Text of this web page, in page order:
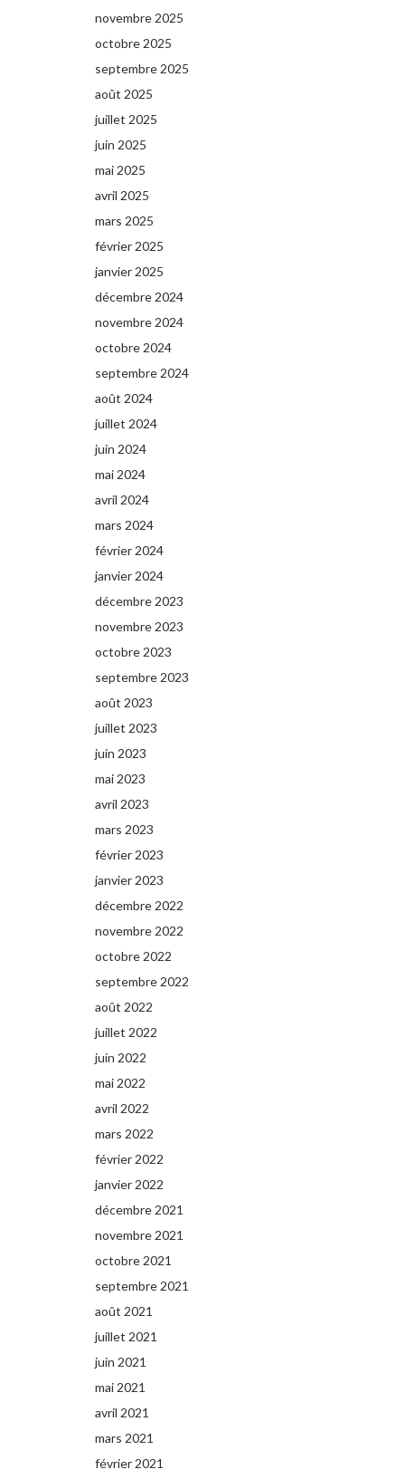
novembre 2025
octobre 2025
septembre 2025
août 2025
juillet 2025
juin 2025
mai 2025
avril 2025
mars 2025
février 2025
janvier 2025
décembre 2024
novembre 2024
octobre 2024
septembre 2024
août 2024
juillet 2024
juin 2024
mai 2024
avril 2024
mars 2024
février 2024
janvier 2024
décembre 2023
novembre 2023
octobre 2023
septembre 2023
août 2023
juillet 2023
juin 2023
mai 2023
avril 2023
mars 2023
février 2023
janvier 2023
décembre 2022
novembre 2022
octobre 2022
septembre 2022
août 2022
juillet 2022
juin 2022
mai 2022
avril 2022
mars 2022
février 2022
janvier 2022
décembre 2021
novembre 2021
octobre 2021
septembre 2021
août 2021
juillet 2021
juin 2021
mai 2021
avril 2021
mars 2021
février 2021